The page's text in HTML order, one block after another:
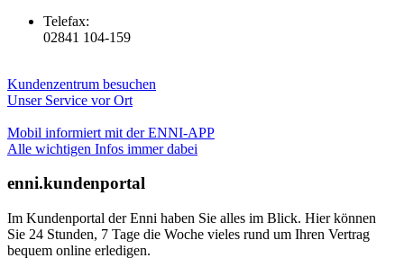
Telefax:
02841 104-159
Kundenzentrum besuchen
Unser Service vor Ort
Mobil informiert mit der ENNI-APP
Alle wichtigen Infos immer dabei
enni.kundenportal
Im Kundenportal der Enni haben Sie alles im Blick. Hier können
Sie 24 Stunden, 7 Tage die Woche vieles rund um Ihren Vertrag
bequem online erledigen.